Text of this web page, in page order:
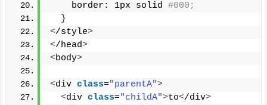
    border: 1px solid
#000;
}
</style>
</head>
<body>
<div class="parentA">
<div class="childA">to</div>